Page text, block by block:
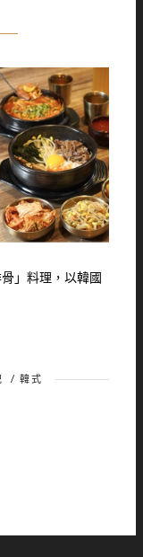
」料理，以韓國
/ 韓式